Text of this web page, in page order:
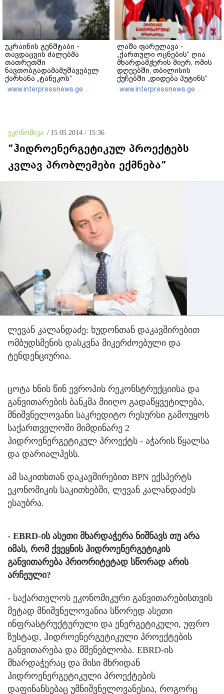
უკრაინის გენშტაბი -
თავდაცვის ძალებმა
თათრეთში
ნავთობგადამამუშავებელ
ქარხანა „ტანეკოს“
დაარტყეს
www.interpressnews.ge
ლაშა ფარულავა -
„ქართული ოცნების“ ღია
მხარდამჭერის მიერ, ომის
დღეებში, თბილისის
ქუჩებში „დიდება პუტინს“
ძახილი, არის სამარცხვინო
და შავი ლაქა - ისინი ვერ
www.interpressnews.ge
ეკონომიკა / 15.05.2014 / 15:36
”ჰიდროენერგეტიკულ პროექტებს
კვლავ პრობლემები ექმნება”
ლევან კალანდაძე: ხუდონთან დაკავშირებით
ომბუდსმენის დასკვნა მიკერძოებული და
ტენდენციურია.
ცოტა ხნის წინ ევროპის რეკონსტრუქციისა და
განვითარების ბანკმა მიიღო გადაწყვეტილება,
მნიშვნელოვანი საკრედიტო რესურსი გამოუყოს
საქართველოში მიმდინარე 2
ჰიდროენერგეტიკულ პროექტს - აჭარის წყალსა
და დარიალჰესს.
ამ საკითხთან დაკავშირებით BPN ექსპერტს
ეკონომიკის საკითხებში, ლევან კალანდაძეს
ესაუბრა.
- EBRD-ის ასეთი მხარდაჭერა ნიშნავს თუ არა
იმას, რომ ქვეყნის ჰიდროენერგეტიკის
განვითარება პრიორიტეტად სწორად არის
არჩეული?
- საქართელოს ეკონომიკური განვითარებისთვის
მეტად მნიშვნელოვანია სწორედ ასეთი
ინფრასტრუქტურული და ენერგეტიკული, უფრო
ზუსტად, ჰიდროენერგეტიკული პროექტების
განვითარება და მშენებლობა. EBRD-ის
მხარდაჭერაც და მისი მხრიდან
ჰიდროენერგეტიკული პროექტების
დაფინანსებაც უმნიშვნელოვანესია, როგორც